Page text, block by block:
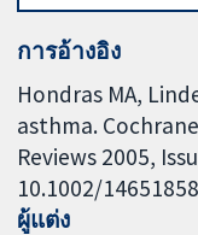
การอ้างอิง
Hondras MA,
asthma.
Reviews 2005,
10.1002/
ผู้แต่ง